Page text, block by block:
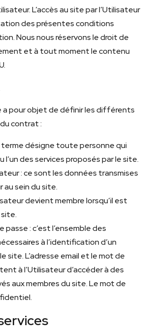
L’accès au site par l’Utilisateur
des présentes conditions
Nous nous réservons le droit de
et à tout moment le contenu
a pour objet de définir les différents
contrat :
terme désigne toute personne qui
l’un des services proposés par le site.
: ce sont les données transmises
au sein du site.
devient membre lorsqu’il est
passe : c’est l’ensemble des
à l’identification d’un
site. L’adresse email et le mot de
à l’Utilisateur d’accéder à des
aux membres du site. Le mot de